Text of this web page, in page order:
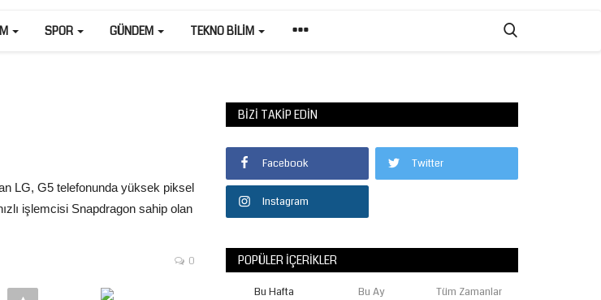
SPOR GÜNDEM TEKNO BILIM
LG, G5 telefonunda yüksek piksel
işlemcisi Snapdragon sahip olan
0
BIZI TAKIP EDIN
Facebook Twitter
Instagram
POPÜLER İÇERIKLER
Bu Hafta Bu Ay Tüm Zamanlar